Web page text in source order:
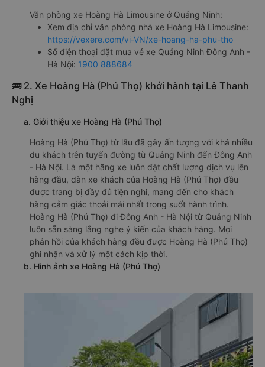
Văn phòng xe Hoàng Hà Limousine ở Quảng Ninh:
Xem địa chỉ văn phòng nhà xe Hoàng Hà Limousine:
https://vexere.com/vi-VN/xe-hoang-ha-phu-tho
Số điện thoại đặt mua vé xe Quảng Ninh Đông Anh -
Hà Nội: 1900 888684
🚌 2. Xe Hoàng Hà (Phú Thọ) khởi hành tại Lê Thanh
Nghị
a. Giới thiệu xe Hoàng Hà (Phú Thọ)
Hoàng Hà (Phú Thọ) từ lâu đã gây ấn tượng với khá nhiều
du khách trên tuyến đường từ Quảng Ninh đến Đông Anh
- Hà Nội. Là một hãng xe luôn đặt chất lượng dịch vụ lên
hàng đầu, dàn xe khách của Hoàng Hà (Phú Thọ) đều
được trang bị đầy đủ tiện nghi, mang đến cho khách
hàng cảm giác thoải mái nhất trong suốt hành trình.
Hoàng Hà (Phú Thọ) đi Đông Anh - Hà Nội từ Quảng Ninh
luôn sẵn sàng lắng nghe ý kiến của khách hàng. Mọi
phản hồi của khách hàng đều được Hoàng Hà (Phú Thọ)
ghi nhận và xử lý một cách kịp thời.
b. Hình ảnh xe Hoàng Hà (Phú Thọ)